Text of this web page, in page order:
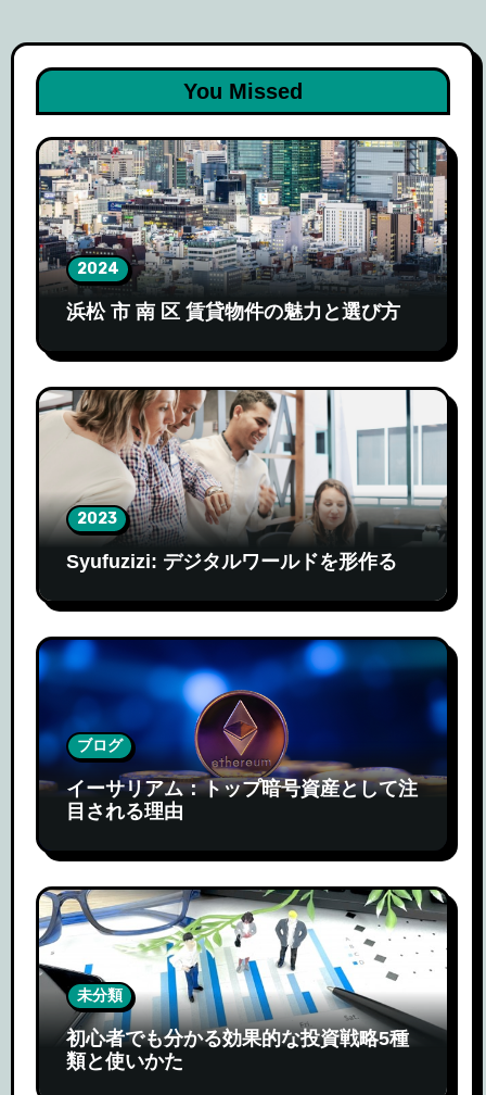
You Missed
2024
浜松 市 南 区 賃貸物件の魅力と選び方
2023
Syufuzizi: デジタルワールドを形作る
ブログ
イーサリアム：トップ暗号資産として注
目される理由
未分類
初心者でも分かる効果的な投資戦略5種
類と使いかた